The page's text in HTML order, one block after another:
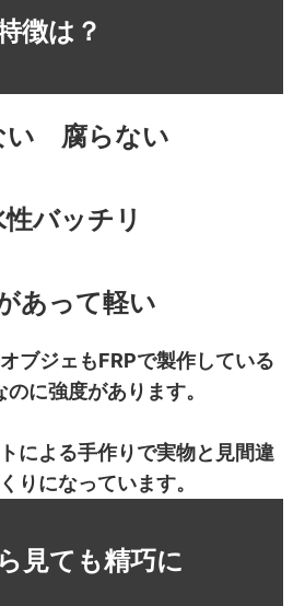
徴は？
い 腐らない
性バッチリ
あって軽い
ブジェもFRPで製作している
に強度があります。
による手作りで実物と見間違
りになっています。
見ても精巧に